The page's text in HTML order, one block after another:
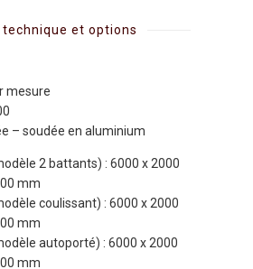
technique et options
mesure
– soudée en aluminium
2 battants) : 6000 x 2000
mm
coulissant) : 6000 x 2000
mm
autoporté) : 6000 x 2000
mm